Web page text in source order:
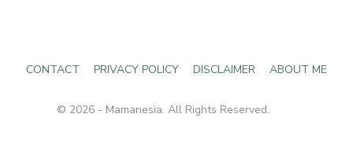
CONTACT PRIVACY POLICY DISCLAIMER ABOUT ME
© 2026 - Mamanesia. All Rights Reserved.